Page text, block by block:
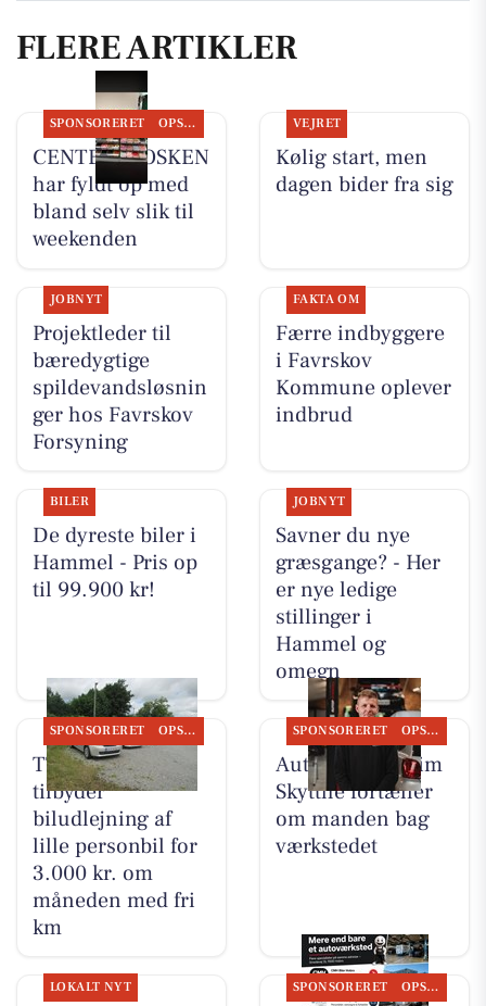
FLERE ARTIKLER
SPONSORERET OPSLAGSTAVLEN
CENTER KIOSKEN
har fyldt op med
bland selv slik til
weekenden
VEJRET
Kølig start, men
dagen bider fra sig
JOBNYT
Projektleder til
bæredygtige
spildevandsløsnin
ger hos Favrskov
Forsyning
FAKTA OM
Færre indbyggere
i Favrskov
Kommune oplever
indbrud
BILER
De dyreste biler i
Hammel - Pris op
til 99.900 kr!
JOBNYT
Savner du nye
græsgange? - Her
er nye ledige
stillinger i
Hammel og
omegn
SPONSORERET OPSLAGSTAVLEN
TT CARS ApS
tilbyder
biludlejning af
lille personbil for
3.000 kr. om
måneden med fri
km
SPONSORERET OPSLAGSTAVLEN
Autotekniker Kim
Skytthe fortæller
om manden bag
værkstedet
LOKALT NYT SPONSORERET OPSLAGSTAVLEN